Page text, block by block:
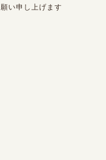
い申し上げます